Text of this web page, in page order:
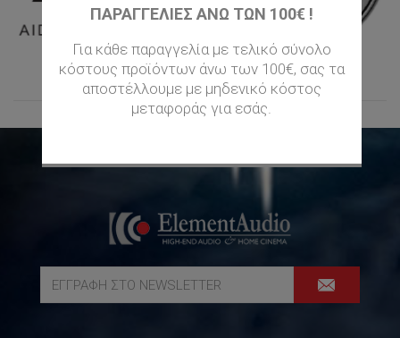
ΠΑΡΑΓΓΕΛΊΕΣ ΆΝΩ ΤΩΝ 100€ !
Για κάθε παραγγελία με τελικό σύνολο
κόστους προϊόντων άνω των 100€, σας τα
αποστέλλουμε με μηδενικό κόστος
μεταφοράς για εσάς.